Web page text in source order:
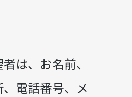
は、お名前、
電話番号、メ